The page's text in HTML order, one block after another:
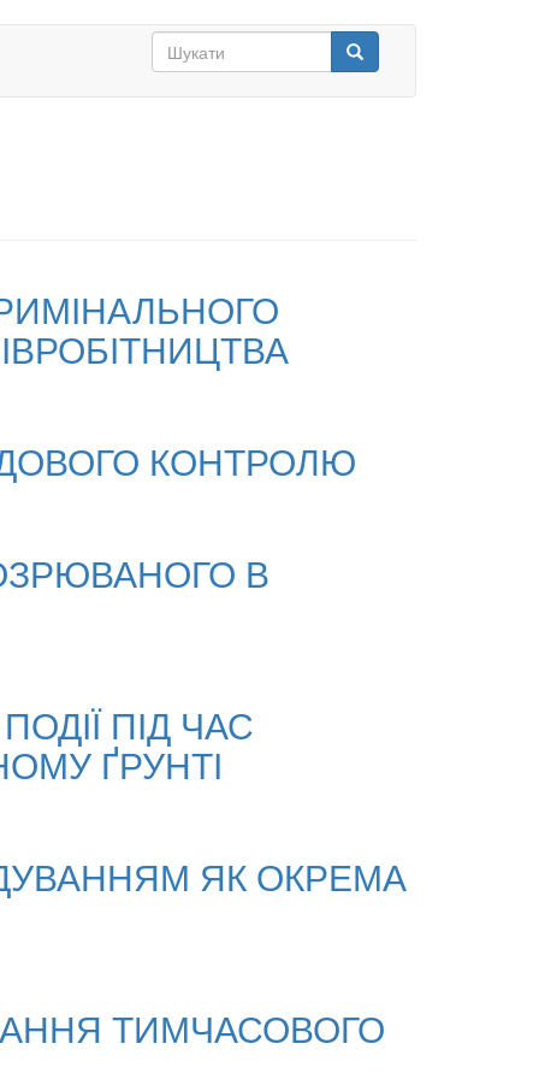
Search
form
КОНТРОЛЮ
В
ПІД ЧАС
ҐРУНТІ
ЯК ОКРЕМА
ТИМЧАСОВОГО